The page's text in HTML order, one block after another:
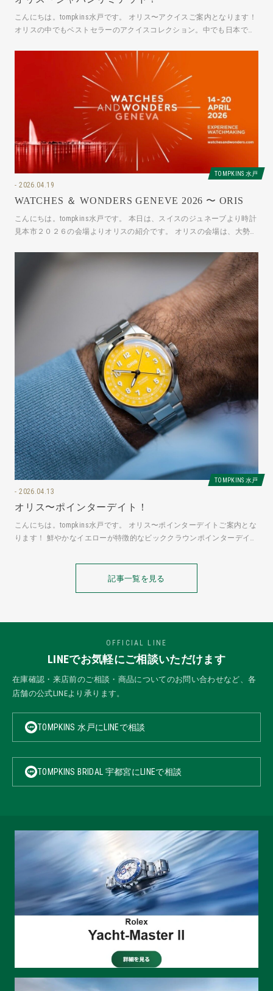
こんにちは。tompkins水戸です。 オリス〜アクイスご案内となります！
オリスの中でもベストセラーのアクイスコレクション。中でも日本で特
TOMPKINS 水戸
2026.04.19
WATCHES ＆ WONDERS GENEVE 2026 〜 ORIS
こんにちは。tompkins水戸です。 本日は、スイスのジュネーブより時計
見本市２０２６の会場よりオリスの紹介です。 オリスの会場は、大勢の
TOMPKINS 水戸
2026.04.13
オリス〜ポインターデイト！
こんにちは。tompkins水戸です。 オリス〜ポインターデイトご案内とな
ります！ 鮮やかなイエローが特徴的なビッククラウンポインターデイト
記事一覧を見る
OFFICIAL LINE
LINEでお気軽にご相談いただけます
在庫確認・来店前のご相談・商品についてのお問い合わせなど、各
店舗の公式LINEより承ります。
TOMPKINS 水戸にLINEで相談
TOMPKINS BRIDAL 宇都宮にLINEで相談